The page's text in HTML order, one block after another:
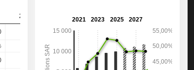
2025 2026 2027
44 220
2,56 % 2,27 % -
44 220 44 220 44 220